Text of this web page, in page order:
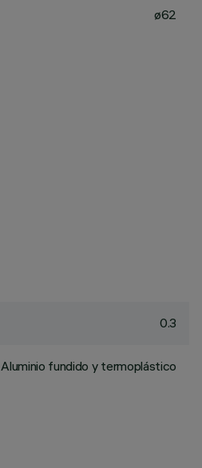
ø62
0.3
Aluminio fundido y termoplástico